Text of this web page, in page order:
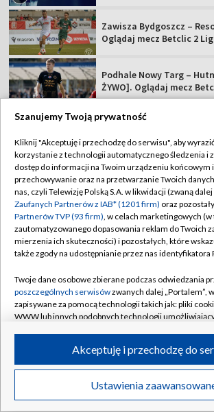
Transmisje
Zawisza Bydgoszcz –
Oglądaj mecz Betclic 2
Podhale Nowy Targ –
ŻYWO]. Oglądaj mecz
TVP
Abonament TVP
Sklep TVP
Biuro Reklamy
Oferta Handlowa
Emisja w TVP
Rada Programowa
Ogłoszenia
Akademia Telewizyjna
Informacje o nadawcy
Centrum informacji
Regulamin TVP
Polityka prywatności
Moje zgody
Biuro reklamy
Kanały
©2026 Telewizja Polska Spółka
Szanujemy Twoją prywatność
Kliknij "Akceptuję i przechodzę do serwisu", aby
korzystanie z technologii automatycznego śledzenia i
dostęp do informacji na Twoim urządzeniu końcowym
przechowywanie oraz na przetwarzanie Twoich
nas, czyli Telewizję Polską S.A. w likwidacji (zwaną dalej
Zaufanych Partnerów z IAB* (1201 firm) oraz
Partnerów TVP (93 firm), w celach marketingowych (w
zautomatyzowanego dopasowania reklam do Twoich
mierzenia ich skuteczności) i pozostałych, które
także zgody na udostępnianie przez nas identyfikatora
Twoje dane osobowe zbierane podczas odwiedzania
poszczególnych serwisówzwanych dalej „Portalem”,
zapisywane za pomocą technologii takich jak: pliki
WWW lub innych podobnych technologii
ruchu w Internecie.
Twoje dane osobowe zbierane podczas odwiedzania
poszczególnych serwisówna Portalu, takie jak adresy
Ustawienia
Akceptuję i przechodzę do